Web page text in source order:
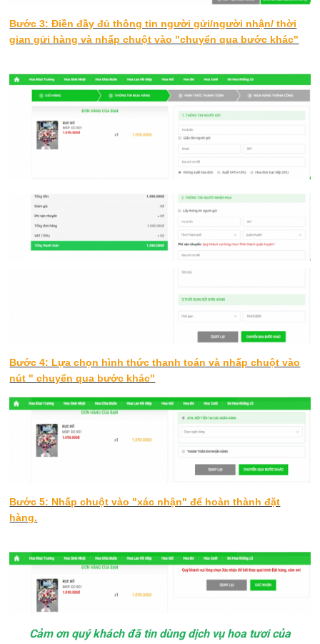
Bước 3: Điền đầy đủ thông tin người gửi/người nhận/ thời
gian gửi hàng và nhấp chuột vào "chuyển qua bước khác"
Bước 4: Lựa chọn hình thức thanh toán và nhấp chuột vào
nút " chuyển qua bước khác"
Bước 5: Nhấp chuột vào "xác nhận" để hoàn thành đặt
hàng.
Cảm ơn quý khách đã tin dùng dịch vụ hoa tươi của